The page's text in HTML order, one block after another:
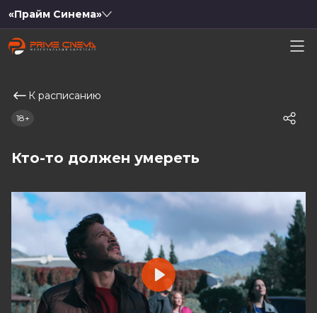
«Прайм Синема»
К расписанию
Кто-то должен умереть
18+
Play